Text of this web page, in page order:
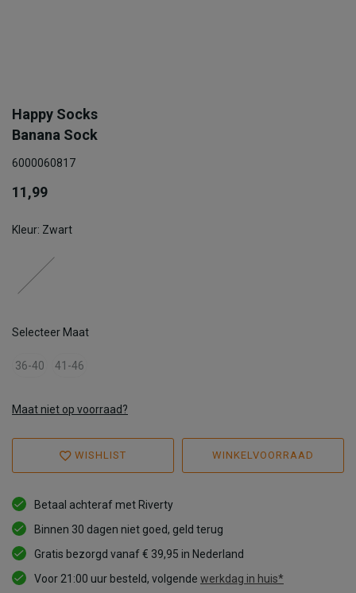
Happy Socks
Banana Sock
6000060817
11,99
Kleur: Zwart
Selecteer Maat
36-40 41-46
Maat niet op voorraad?
WISHLIST WINKELVOORRAAD
Betaal achteraf met Riverty
Binnen 30 dagen niet goed, geld terug
Gratis bezorgd vanaf € 39,95 in Nederland
Voor 21:00 uur besteld, volgende werkdag in huis*